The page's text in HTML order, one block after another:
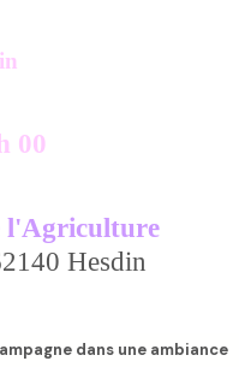
00
l'Agriculture
Hesdin
dans une ambiance